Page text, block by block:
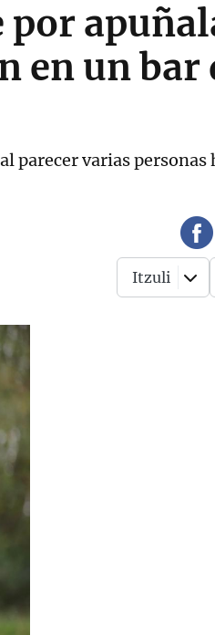
en un bar
parecer varias personas
Itzuli